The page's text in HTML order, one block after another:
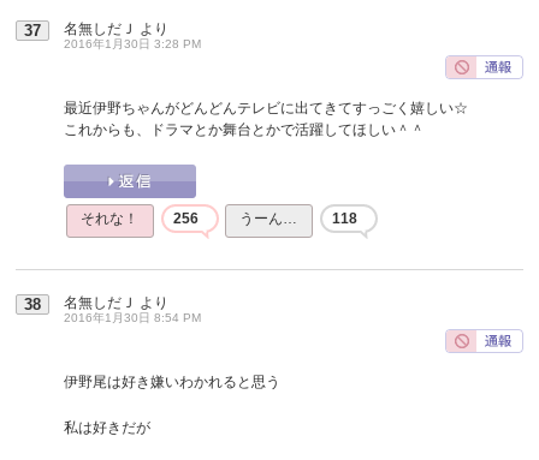
37 名無しだＪ より
2016年1月30日 3:28 PM
最近伊野ちゃんがどんどんテレビに出てきてすっごく嬉しい☆
これからも、ドラマとか舞台とかで活躍してほしい＾＾
それな！ 256 うーん… 118
38 名無しだＪ より
2016年1月30日 8:54 PM
伊野尾は好き嫌いわかれると思う
私は好きだが